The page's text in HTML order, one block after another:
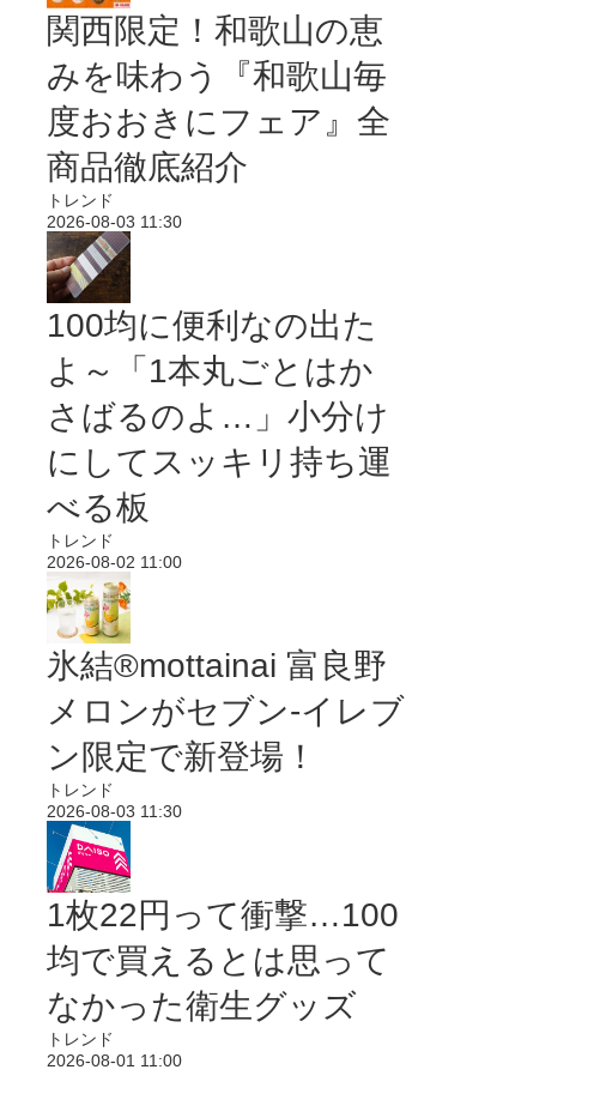
関西限定！和歌山の恵
みを味わう『和歌山毎
度おおきにフェア』全
商品徹底紹介
トレンド
2026-08-03 11:30
100均に便利なの出た
よ～「1本丸ごとはか
さばるのよ…」小分け
にしてスッキリ持ち運
べる板
トレンド
2026-08-02 11:00
氷結®mottainai 富良野
メロンがセブン‐イレブ
ン限定で新登場！
トレンド
2026-08-03 11:30
1枚22円って衝撃…100
均で買えるとは思って
なかった衛生グッズ
トレンド
2026-08-01 11:00